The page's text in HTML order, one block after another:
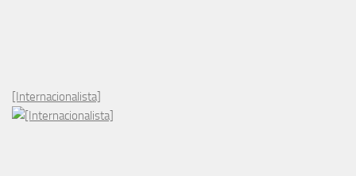
[Internacionalista]